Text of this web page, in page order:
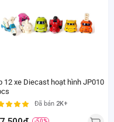
12 xe Diecast hoạt hình JP010
Đã bán 2K+